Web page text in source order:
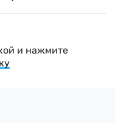
и нажмите